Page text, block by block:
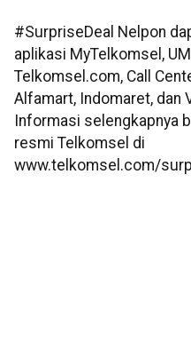
#SurpriseDeal Nelpon
aplikasi MyTelkomsel,
Telkomsel.com, Call
Alfamart, Indomaret, dan
Informasi selengkapnya
resmi Telkomsel di
www.telkomsel.com/